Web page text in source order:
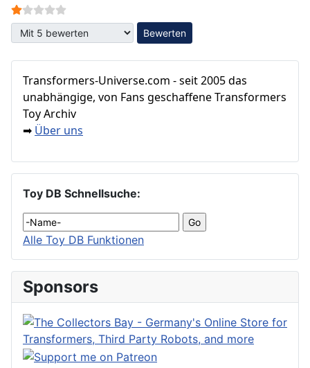
Bewertung:
Bitte bewerten
Transformers‑Universe.com - seit 2005 das
unabhängige, von Fans geschaffene Transformers
Toy Archiv
➡ Über uns
Toy DB Schnellsuche:
Alle Toy DB Funktionen
Sponsors